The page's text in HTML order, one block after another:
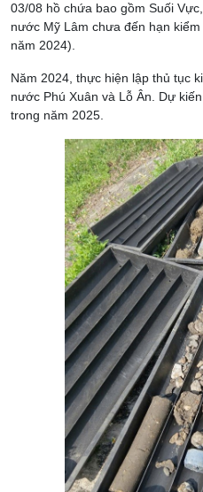
03/08 hồ chứa bao gồm Suối
nước Mỹ Lâm chưa đến hạn
năm 2024).
Năm 2024, thực hiện lập thủ tục
nước Phú Xuân và Lỗ Ân. Dự
trong năm 2025.